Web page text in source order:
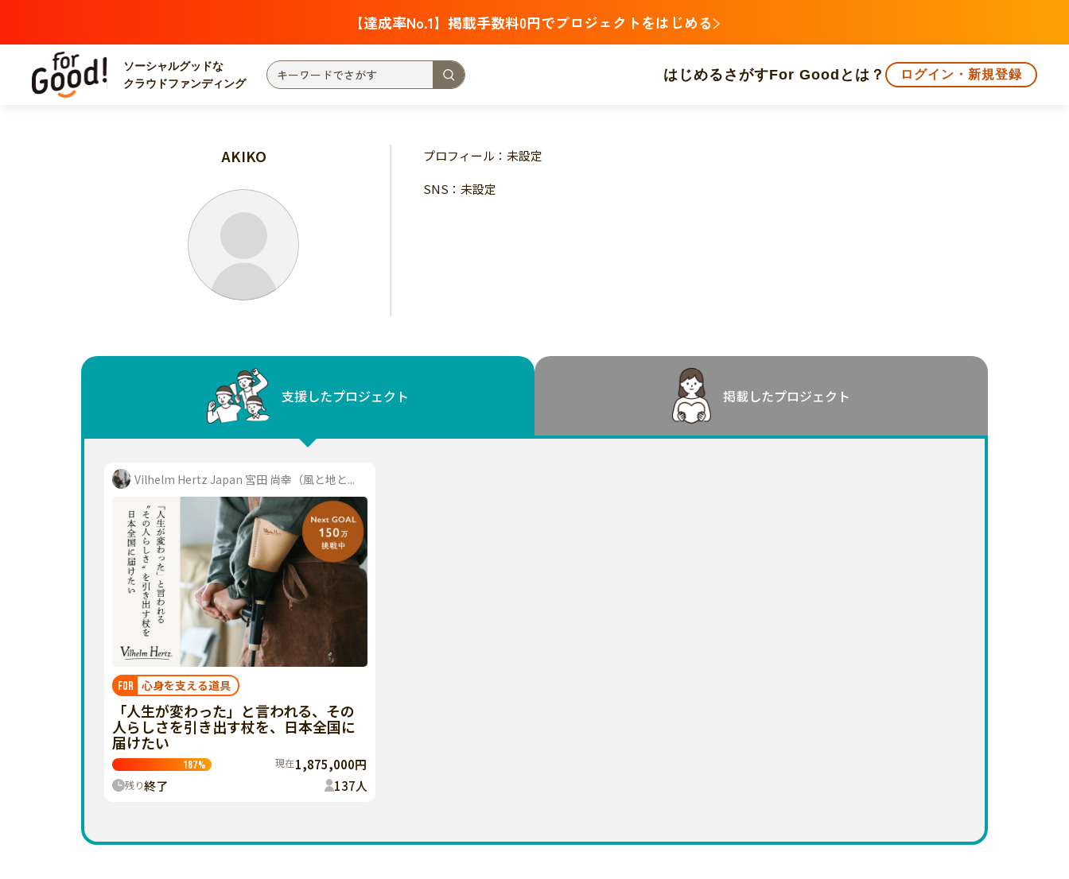
【達成率No.1】掲載手数料0円でプロジェクトをはじめる
ソーシャルグッドな
クラウドファンディング
はじめる さがすFor Goodとは？ ログイン・新規登録
注目 支援金額が多い 支援人数が多い
国際協力 子ども・教育
災害
北海道・東北
関東
新潟
中国
四国
九州・沖縄 福岡 佐賀 長崎 熊本 大分 宮崎 鹿児島 沖縄
AKIKO
プロフィール：未設定
SNS：未設定
支援したプロジェクト 掲載したプロジェクト
Vilhelm Hertz Japan 宮田 尚幸（風と地と...
FOR 心身を支える道具
「人生が変わった」と言われる、その
人らしさを引き出す杖を、日本全国に
届けたい
187% 現在1,875,000円
残り終了 137人